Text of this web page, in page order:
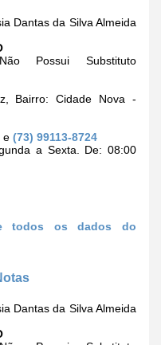
Dantas da Silva Almeida
Possui Substituto
Bairro: Cidade Nova -
e (73) 99113-8724
a Sexta. De: 08:00
todos os dados do
Dantas da Silva Almeida